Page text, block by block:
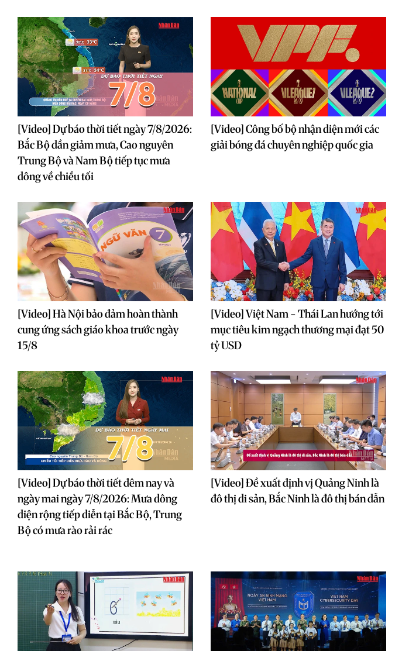
[Video] Dự báo thời tiết ngày 7/8/2026:
Bắc Bộ dần giảm mưa, Cao nguyên
Trung Bộ và Nam Bộ tiếp tục mưa
dông về chiều tối
[Video] Công bố bộ nhận diện mới các
giải bóng đá chuyên nghiệp quốc gia
[Video] Hà Nội bảo đảm hoàn thành
cung ứng sách giáo khoa trước ngày
15/8
[Video] Việt Nam - Thái Lan hướng tới
mục tiêu kim ngạch thương mại đạt 50
tỷ USD
[Video] Dự báo thời tiết đêm nay và
ngày mai ngày 7/8/2026: Mưa dông
diện rộng tiếp diễn tại Bắc Bộ, Trung
Bộ có mưa rào rải rác
[Video] Đề xuất định vị Quảng Ninh là
đô thị di sản, Bắc Ninh là đô thị bán dẫn